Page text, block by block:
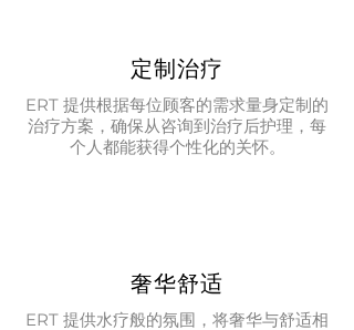
定制治疗
ERT 提供根据每位顾客的需求量身定制的
治疗方案，确保从咨询到治疗后护理，每
个人都能获得个性化的关怀。
奢华舒适
ERT 提供水疗般的氛围，将奢华与舒适相